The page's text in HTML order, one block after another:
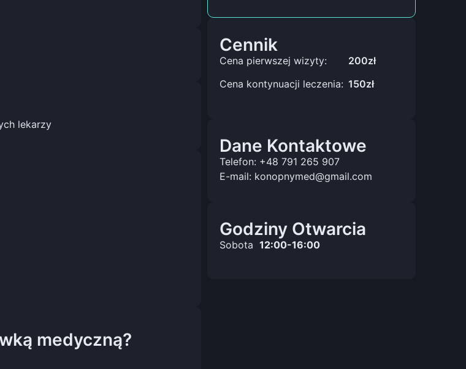
lekarzy
medyczną?
Cennik
Cena pierwszej wizyty:
200zł
Cena kontynuacji leczenia: 150zł
Dane Kontaktowe
Telefon: +48 791 265 907
E-mail: konopnymed@gmail.com
Godziny Otwarcia
Sobota 12:00-16:00